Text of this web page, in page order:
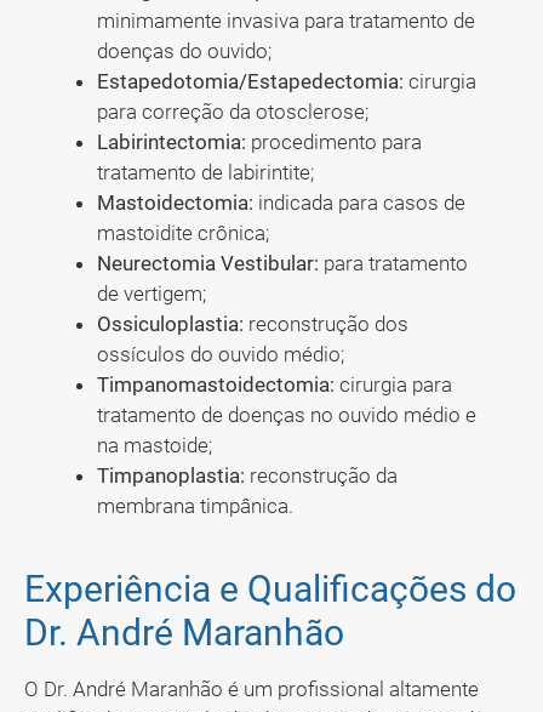
minimamente invasiva para tratamento de
doenças do ouvido;
Estapedotomia/Estapedectomia: cirurgia
para correção da otosclerose;
Labirintectomia: procedimento para
tratamento de labirintite;
Mastoidectomia: indicada para casos de
mastoidite crônica;
Neurectomia Vestibular: para tratamento
de vertigem;
Ossiculoplastia: reconstrução dos
ossículos do ouvido médio;
Timpanomastoidectomia: cirurgia para
tratamento de doenças no ouvido médio e
na mastoide;
Timpanoplastia: reconstrução da
membrana timpânica.
Experiência e Qualificações do
Dr. André Maranhão
O Dr. André Maranhão é um profissional altamente